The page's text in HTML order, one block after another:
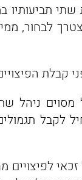
תביעותיו
לבחור,
קבלת
ניהל
לקבל